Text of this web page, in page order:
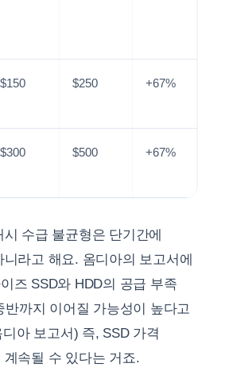
$150 $250 +67%
$300 $500 +67%
수급 불균형은 단기간에
라고 해요. 옴디아의 보고서에
즈 SSD와 HDD의 공급 부족
반까지 이어질 가능성이 높다고
아 보고서) 즉, SSD 가격
계속될 수 있다는 거죠.